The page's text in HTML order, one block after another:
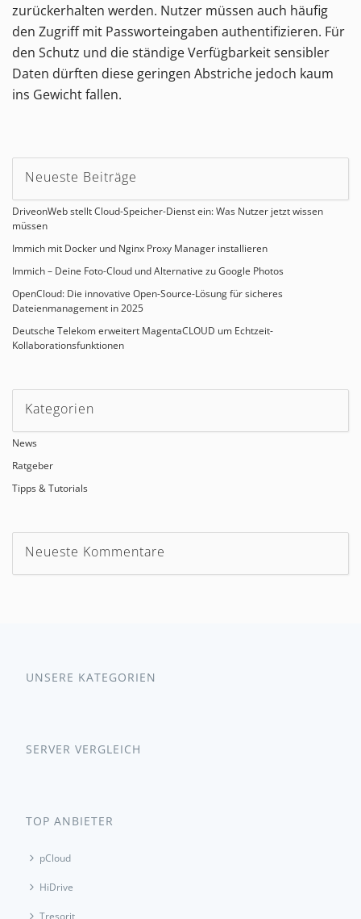
zurückerhalten werden. Nutzer müssen auch häufig
den Zugriff mit Passworteingaben authentifizieren. Für
den Schutz und die ständige Verfügbarkeit sensibler
Daten dürften diese geringen Abstriche jedoch kaum
ins Gewicht fallen.
Neueste Beiträge
DriveonWeb stellt Cloud-Speicher-Dienst ein: Was Nutzer jetzt wissen
müssen
Immich mit Docker und Nginx Proxy Manager installieren
Immich – Deine Foto-Cloud und Alternative zu Google Photos
OpenCloud: Die innovative Open-Source-Lösung für sicheres
Dateienmanagement in 2025
Deutsche Telekom erweitert MagentaCLOUD um Echtzeit-
Kollaborationsfunktionen
Kategorien
News
Ratgeber
Tipps & Tutorials
Neueste Kommentare
UNSERE KATEGORIEN
SERVER VERGLEICH
TOP ANBIETER
pCloud
HiDrive